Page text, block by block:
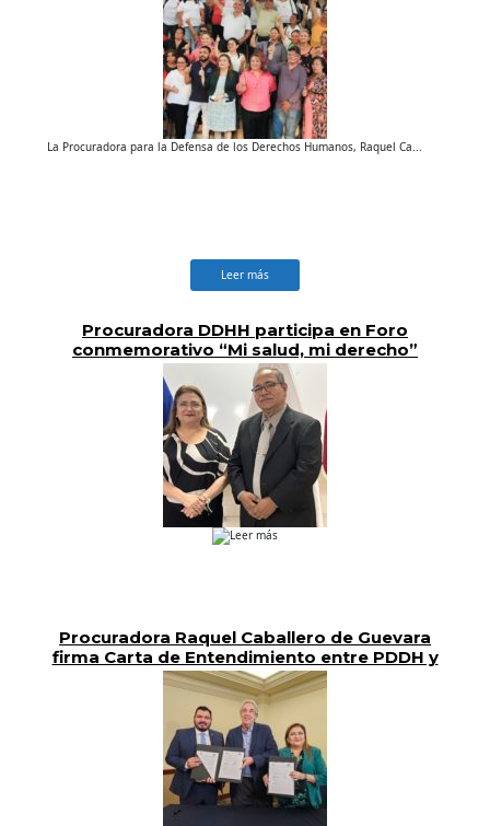
La Procuradora para la Defensa de los Derechos Humanos, Raquel Ca...
Leer más
Procuradora DDHH participa en Foro
conmemorativo “Mi salud, mi derecho”
Leer más
Procuradora Raquel Caballero de Guevara
firma Carta de Entendimiento entre PDDH y
PGR